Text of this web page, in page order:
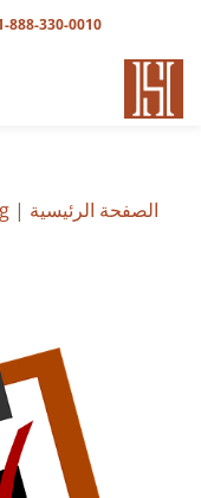
888-330-0010
الصفحة الرئيسية |